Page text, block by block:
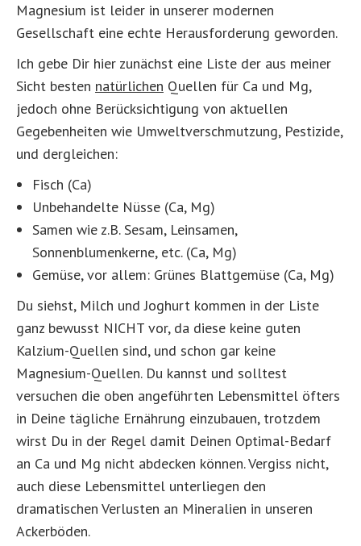
Magnesium ist leider in unserer modernen
Gesellschaft eine echte Herausforderung geworden.
Ich gebe Dir hier zunächst eine Liste der aus meiner
Sicht besten natürlichen Quellen für Ca und Mg,
jedoch ohne Berücksichtigung von aktuellen
Gegebenheiten wie Umweltverschmutzung, Pestizide,
und dergleichen:
Fisch (Ca)
Unbehandelte Nüsse (Ca, Mg)
Samen wie z.B. Sesam, Leinsamen,
Sonnenblumenkerne, etc. (Ca, Mg)
Gemüse, vor allem: Grünes Blattgemüse (Ca, Mg)
Du siehst, Milch und Joghurt kommen in der Liste
ganz bewusst NICHT vor, da diese keine guten
Kalzium-Quellen sind, und schon gar keine
Magnesium-Quellen. Du kannst und solltest
versuchen die oben angeführten Lebensmittel öfters
in Deine tägliche Ernährung einzubauen, trotzdem
wirst Du in der Regel damit Deinen Optimal-Bedarf
an Ca und Mg nicht abdecken können. Vergiss nicht,
auch diese Lebensmittel unterliegen den
dramatischen Verlusten an Mineralien in unseren
Ackerböden.